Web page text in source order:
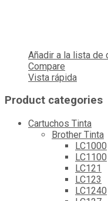
Añadir a la lista de
Compare
Vista rápida
Product categories
Cartuchos Tinta
Brother Tinta
LC1000
LC1100
LC121
LC123
LC1240